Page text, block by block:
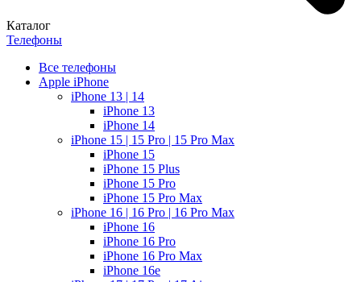
Каталог
Телефоны
Все телефоны
Apple iPhone
iPhone 13 | 14
iPhone 13
iPhone 14
iPhone 15 | 15 Pro | 15 Pro Max
iPhone 15
iPhone 15 Plus
iPhone 15 Pro
iPhone 15 Pro Max
iPhone 16 | 16 Pro | 16 Pro Max
iPhone 16
iPhone 16 Pro
iPhone 16 Pro Max
iPhone 16e